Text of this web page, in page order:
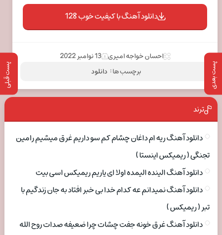
پست بعدی پست قبلی
دانلود آهنگ با کیفیت خوب 128
احسان خواجه امیری 13 نوامبر 2022
برچسب ها : دانلود
ترند
دانلود آهنگ ریه ام داغان چشام کم سو داریم غرق میشیم رامین
تجنگی ( ریمیکس اینستا )
دانلود آهنگ الینده الیمده اولا ای یاریم ریمیکس اسی بیت
دانلود آهنگ نمیدانم عه کدام خدا بی خبر افتاد به جان زندگیم با
تبر ( ریمیکس )
دانلود آهنگ غرق خونه جفت چشات چرا ضعیفه صدات روح الله